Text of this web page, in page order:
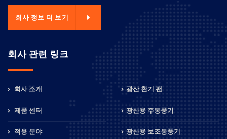
회사 정보 더 보기
회사 관련 링크
회사 소개
제품 센터
적용 분야
광산 환기 팬
광산용 주통풍기
광산용 보조통풍기